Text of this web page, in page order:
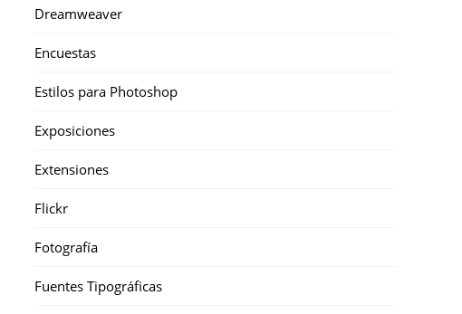
Dreamweaver
Encuestas
Estilos para Photoshop
Exposiciones
Extensiones
Flickr
Fotografía
Fuentes Tipográficas